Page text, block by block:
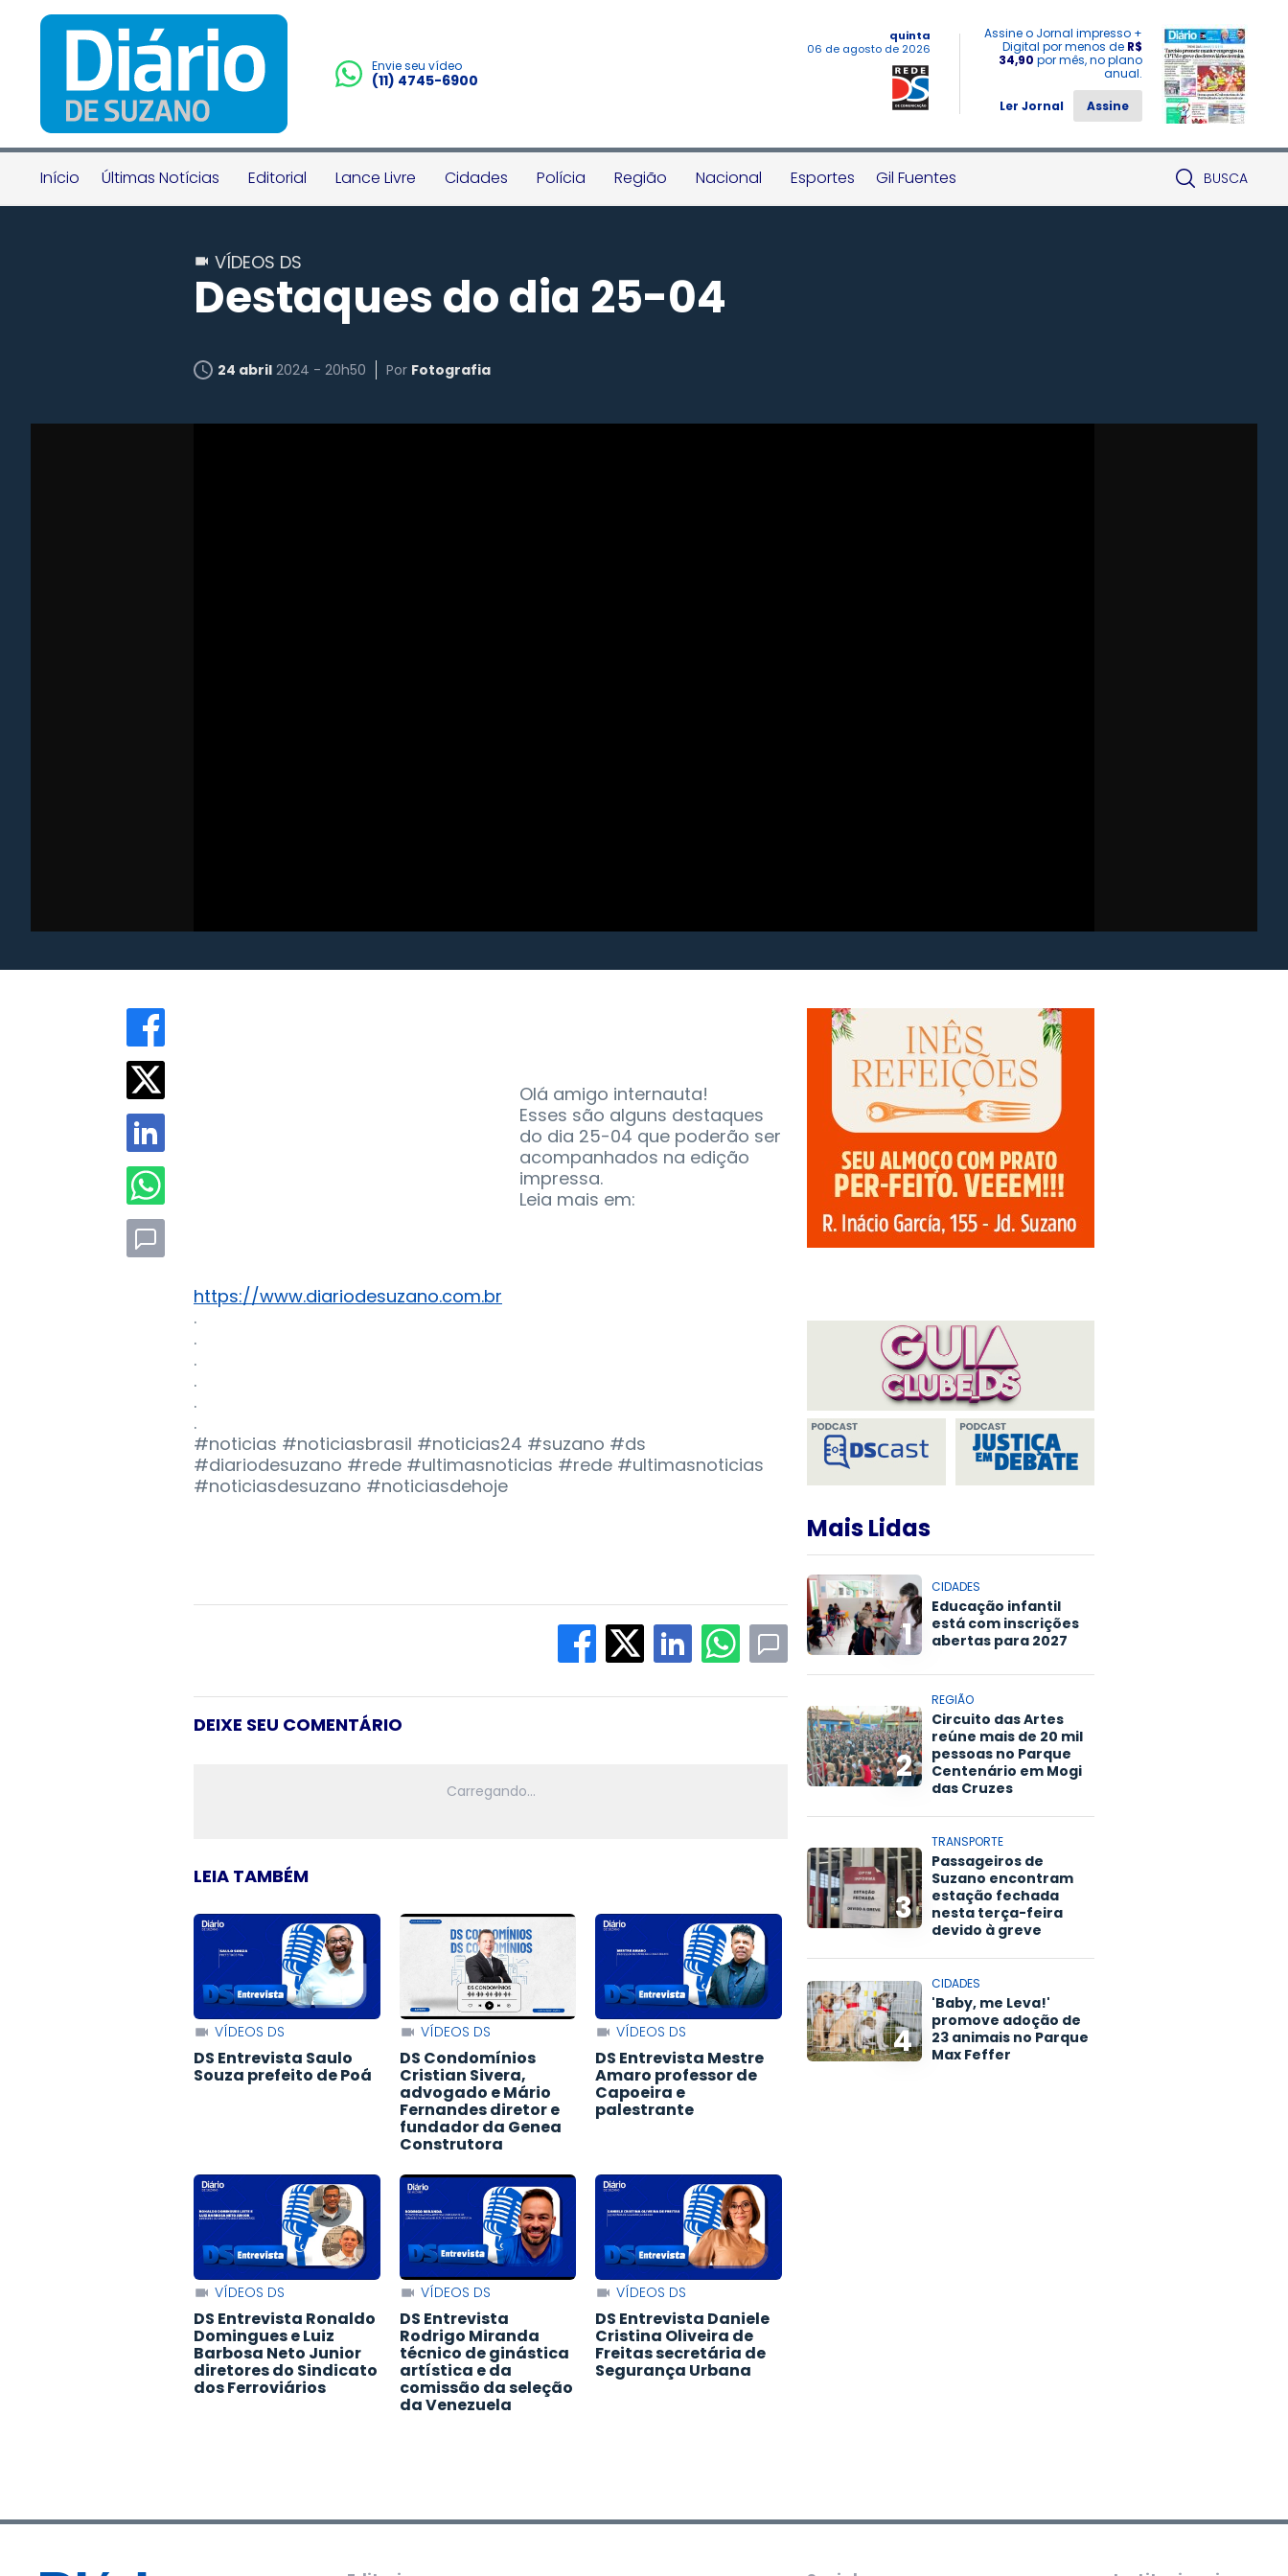
Envie seu vídeo
(11) 4745-6900
quinta
06 de agosto de 2026
Assine o Jornal impresso +
Digital por menos de R$
34,90 por mês, no plano
anual.
Ler Jornal
Assine
Início Últimas Notícias Editorial Lance Livre Cidades Polícia Região Nacional Esportes Gil Fuentes BUSCA
VÍDEOS DS
Destaques do dia 25-04
24 abril 2024 - 20h50 Por Fotografia
Olá amigo internauta!
Esses são alguns destaques
do dia 25-04 que poderão ser
acompanhados na edição
impressa.
Leia mais em:
https://www.diariodesuzano.com.br
.
.
.
.
.
.
#noticias #noticiasbrasil #noticias24 #suzano #ds
#diariodesuzano #rede #ultimasnoticias #rede #ultimasnoticias
#noticiasdesuzano #noticiasdehoje
DEIXE SEU COMENTÁRIO
LEIA TAMBÉM
VÍDEOS DS
DS Entrevista Saulo
Souza prefeito de Poá
VÍDEOS DS
DS Condomínios
Cristian Sivera,
advogado e Mário
Fernandes diretor e
fundador da Genea
Construtora
VÍDEOS DS
DS Entrevista Mestre
Amaro professor de
Capoeira e
palestrante
VÍDEOS DS
DS Entrevista Ronaldo
Domingues e Luiz
Barbosa Neto Junior
diretores do Sindicato
dos Ferroviários
VÍDEOS DS
DS Entrevista
Rodrigo Miranda
técnico de ginástica
artística e da
comissão da seleção
da Venezuela
VÍDEOS DS
DS Entrevista Daniele
Cristina Oliveira de
Freitas secretária de
Segurança Urbana
Mais Lidas
1
CIDADES
Educação infantil
está com inscrições
abertas para 2027
2
REGIÃO
Circuito das Artes
reúne mais de 20 mil
pessoas no Parque
Centenário em Mogi
das Cruzes
3
TRANSPORTE
Passageiros de
Suzano encontram
estação fechada
nesta terça-feira
devido à greve
4
CIDADES
'Baby, me Leva!'
promove adoção de
23 animais no Parque
Max Feffer